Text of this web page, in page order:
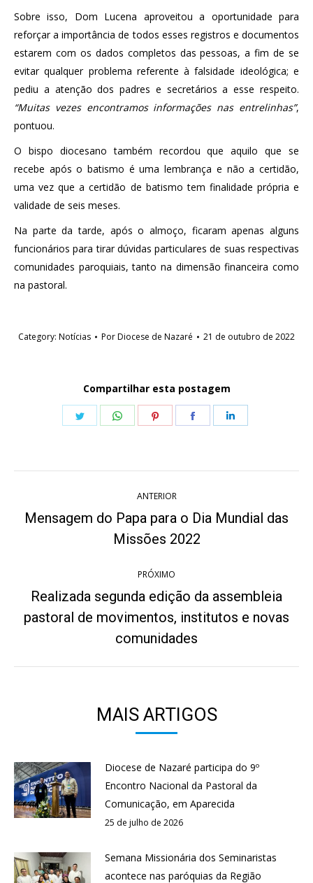
Sobre isso, Dom Lucena aproveitou a oportunidade para
reforçar a importância de todos esses registros e documentos
estarem com os dados completos das pessoas, a fim de se
evitar qualquer problema referente à falsidade ideológica; e
pediu a atenção dos padres e secretários a esse respeito.
“Muitas vezes encontramos informações nas entrelinhas”,
pontuou.
O bispo diocesano também recordou que aquilo que se
recebe após o batismo é uma lembrança e não a certidão,
uma vez que a certidão de batismo tem finalidade própria e
validade de seis meses.
Na parte da tarde, após o almoço, ficaram apenas alguns
funcionários para tirar dúvidas particulares de suas respectivas
comunidades paroquiais, tanto na dimensão financeira como
na pastoral.
Category: Notícias PorDiocese de Nazaré 21 de outubro de 2022
Compartilhar esta postagem
Share
Share
Share
Share
de
ANTERIOR
Post
anterior:
Mensagem do Papa para o Dia Mundial das
Missões 2022
PRÓXIMO
Próximo
post:
Realizada segunda edição da assembleia
pastoral de movimentos, institutos e novas
comunidades
MAIS ARTIGOS
Diocese de Nazaré participa do 9º
Encontro Nacional da Pastoral da
Comunicação, em Aparecida
25 de julho de 2026
Semana Missionária dos Seminaristas
acontece nas paróquias da Região